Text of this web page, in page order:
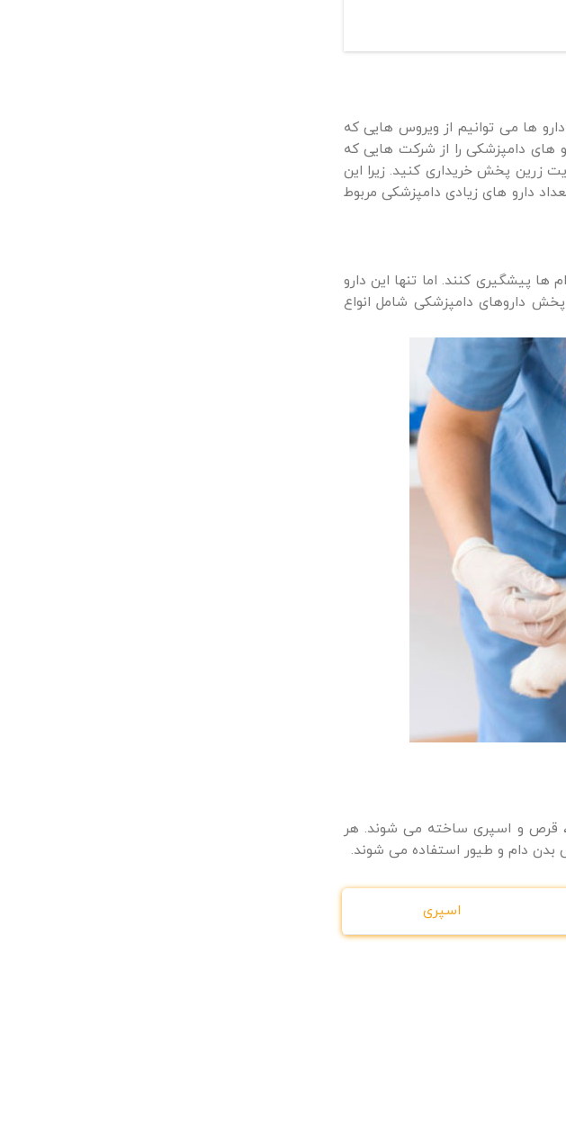
ها می توانیم از ویروس هایی که
های دامپزشکی را از شرکت هایی که
زرین پخش خریداری کنید. زیرا این
دارو های زیادی دامپزشکی مربوط
ها پیشگیری کنند. اما تنها این دارو
پخش داروهای دامپزشکی شامل انواع
قرص و اسپری ساخته می شوند. هر
بدن دام و طیور استفاده می شوند.
اسپری